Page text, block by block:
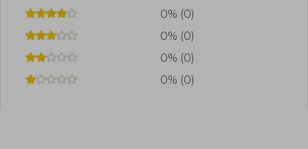
0% (0)
0% (0)
0% (0)
0% (0)